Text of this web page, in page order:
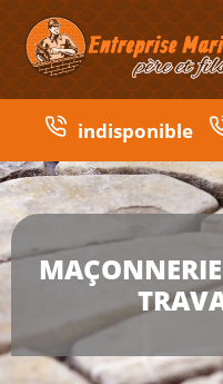
indisponible